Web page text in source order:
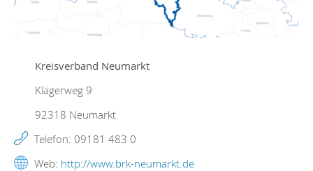
Kreisverband Neumarkt
Klägerweg 9
92318 Neumarkt
Telefon: 09181 483 0
Web: http://www.brk-neumarkt.de